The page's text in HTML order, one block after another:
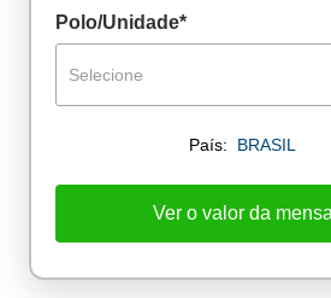
Excelência no mercado de trabalho
Polo/Unidade*
Selecione
País: BRASIL
Ver o valor da